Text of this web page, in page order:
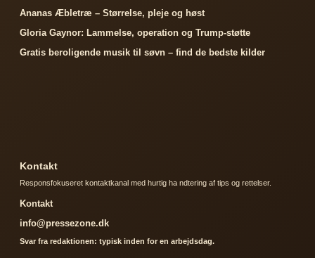
Ananas Æbletræ – Størrelse, pleje og høst
Gloria Gaynor: Lammelse, operation og Trump-støtte
Gratis beroligende musik til søvn – find de bedste kilder
Kontakt
Responsfokuseret kontaktkanal med hurtig ha ndtering af tips og rettelser.
Kontakt
info@pressezone.dk
Svar fra redaktionen: typisk inden for en arbejdsdag.